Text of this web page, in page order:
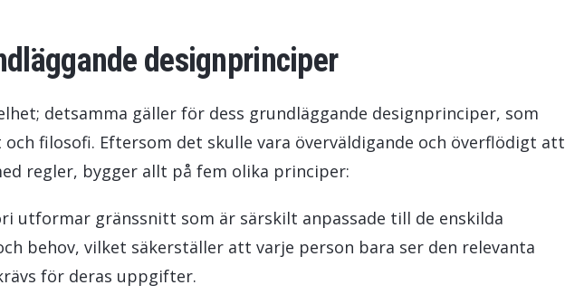
designprinciper
detsamma gäller för dess grundläggande designprinciper, som
filosofi. Eftersom det skulle vara överväldigande och överflödigt att
regler, bygger allt på fem olika principer:
utformar gränssnitt som är särskilt anpassade till de enskilda
behov, vilket säkerställer att varje person bara ser den relevanta
för deras uppgifter.